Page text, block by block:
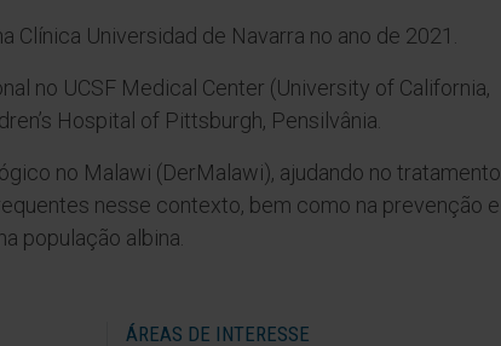
Clínica Universidad de Navarra no ano de 2021.
no UCSF Medical Center (University of California,
Hospital of Pittsburgh, Pensilvânia.
no Malawi (DerMalawi), ajudando no tratamento
nesse contexto, bem como na prevenção e
população albina.
ÁREAS DE INTERESSE